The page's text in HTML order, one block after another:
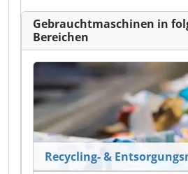
Gebrauchtmaschinen in
Bereichen
Recycling- &